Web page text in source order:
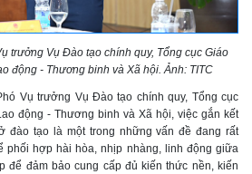
trưởng Vụ Đào tạo chính quy, Tổng cục Giáo
động - Thương binh và Xã hội. Ảnh: TITC
Vụ trưởng Vụ Đào tạo chính quy, Tổng cục
động - Thương binh và Xã hội, việc gắn kết
đào tạo là một trong những vấn đề đang rất
phối hợp hài hòa, nhịp nhàng, linh động giữa
để đảm bảo cung cấp đủ kiến thức nền, kiến